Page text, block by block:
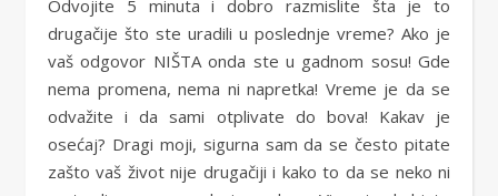
Odvojite 5 minuta i dobro razmislite šta je to
drugačije što ste uradili u poslednje vreme? Ako je
vaš odgovor NIŠTA onda ste u gadnom sosu! Gde
nema promena, nema ni napretka! Vreme je da se
odvažite i da sami otplivate do bova! Kakav je
osećaj? Dragi moji, sigurna sam da se često pitate
zašto vaš život nije drugačiji i kako to da se neko ni